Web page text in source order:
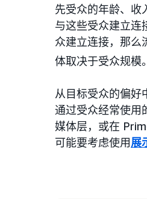
先受众的年龄、收
与这些受众建立连
众建立连接，那么
体取决于受众规模。
从目标受众的偏好
通过受众经常使用
媒体层，或在
可能要考虑使用展